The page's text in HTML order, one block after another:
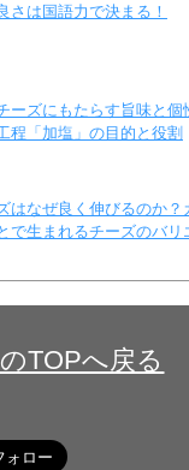
さは国語力で決まる！
ーズにもたらす旨味と個
程「加塩」の目的と役割
はなぜ良く伸びるのか？
で生まれるチーズのバリ
TOPへ戻る